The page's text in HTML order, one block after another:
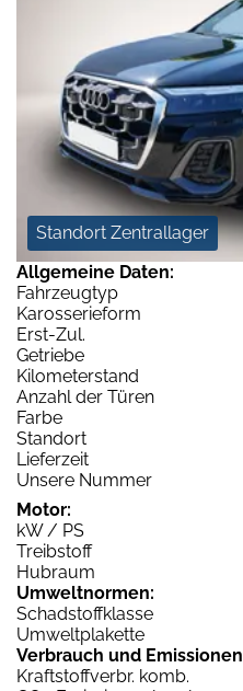
Standort Zentrallager
Allgemeine Daten:
Fahrzeugtyp
Karosserieform
Erst-Zul.
Getriebe
Kilometerstand
Anzahl der Türen
Farbe
Standort
Lieferzeit
Unsere Nummer
Motor:
kW / PS
Treibstoff
Hubraum
Umweltnormen:
Schadstoffklasse
Umweltplakette
Verbrauch und
Kraftstoffverbr. komb.